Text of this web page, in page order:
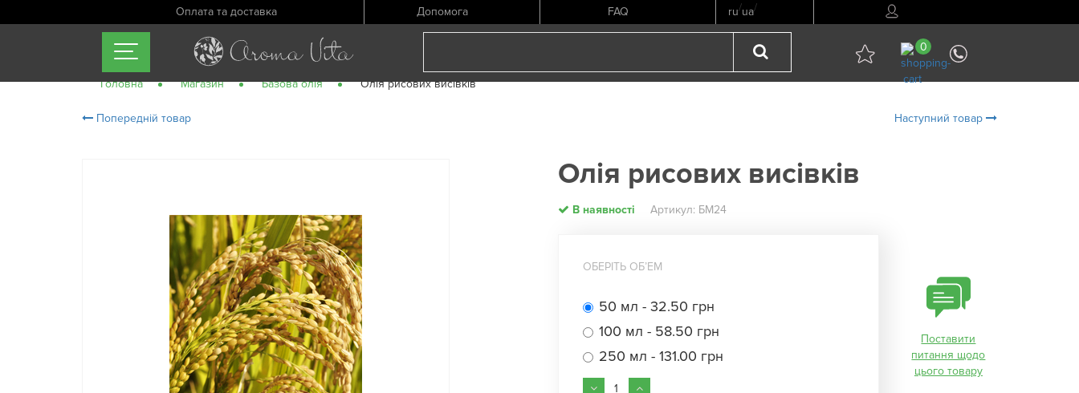
Оплата та доставка Допомога FAQ ru/ua/
0
Головна Магазин Базова олія Олія рисових висівків
Попередній товар Наступний товар
Олія рисових висівків
В наявності Артикул: БМ24
ОБЕРІТЬ ОБʼЕМ
50 мл - 32.50 грн
100 мл - 58.50 грн
250 мл - 131.00 грн
Поставити
питання щодо
цього товару